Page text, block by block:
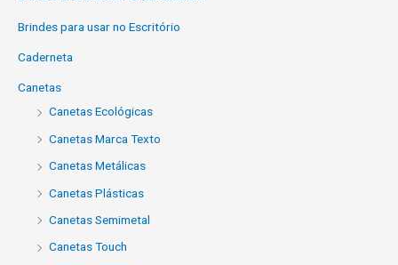
Brindes para usar no Escritório
Caderneta
Canetas
Canetas Ecológicas
Canetas Marca Texto
Canetas Metálicas
Canetas Plásticas
Canetas Semimetal
Canetas Touch